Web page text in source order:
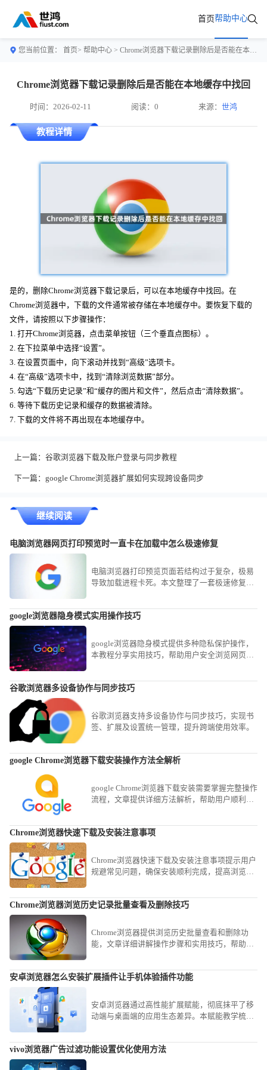
首页帮助中心
您当前位置： 首页> 帮助中心 > Chrome浏览器下载记录删除后是否能在本地缓存中找回
Chrome浏览器下载记录删除后是否能在本地缓存中找回
时间：2026-02-11 阅读：0 来源：世鸿
教程详情
是的，删除Chrome浏览器下载记录后，可以在本地缓存中找回。在
Chrome浏览器中，下载的文件通常被存储在本地缓存中。要恢复下载的
文件，请按照以下步骤操作：
1. 打开Chrome浏览器，点击菜单按钮（三个垂直点图标）。
2. 在下拉菜单中选择“设置”。
3. 在设置页面中，向下滚动并找到“高级”选项卡。
4. 在“高级”选项卡中，找到“清除浏览数据”部分。
5. 勾选“下载历史记录”和“缓存的图片和文件”，然后点击“清除数据”。
6. 等待下载历史记录和缓存的数据被清除。
7. 下载的文件将不再出现在本地缓存中。
上一篇： 谷歌浏览器下载及账户登录与同步教程
下一篇： google Chrome浏览器扩展如何实现跨设备同步
继续阅读
电脑浏览器网页打印预览时一直卡在加载中怎么极速修复
电脑浏览器打印预览页面若结构过于复杂，极易
导致加载进程卡死。本文整理了一套极速修复方
google浏览器隐身模式实用操作技巧
google浏览器隐身模式提供多种隐私保护操作，
本教程分享实用技巧，帮助用户安全浏览网页并
谷歌浏览器多设备协作与同步技巧
谷歌浏览器支持多设备协作与同步技巧，实现书
签、扩展及设置统一管理，提升跨端使用效率。
google Chrome浏览器下载安装操作方法全解析
google Chrome浏览器下载安装需要掌握完整操作
流程，文章提供详细方法解析，帮助用户顺利完
Chrome浏览器快速下载及安装注意事项
Chrome浏览器快速下载及安装注意事项提示用户
规避常见问题，确保安装顺利完成，提高浏览器
Chrome浏览器浏览历史记录批量查看及删除技巧
Chrome浏览器提供浏览历史批量查看和删除功
能，文章详细讲解操作步骤和实用技巧，帮助用
安卓浏览器怎么安装扩展插件让手机体验插件功能
安卓浏览器通过高性能扩展赋能，彻底抹平了移
动端与桌面端的应用生态差异。本赋能教学梳理
vivo浏览器广告过滤功能设置优化使用方法